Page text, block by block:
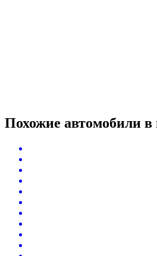
Похожие автомобили в